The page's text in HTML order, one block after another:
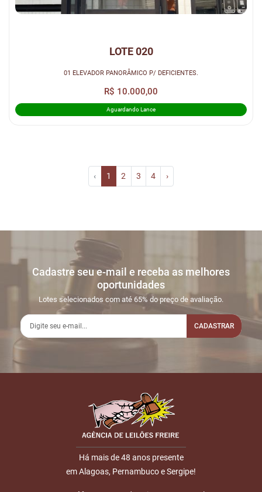
LOTE 020
01 ELEVADOR PANORÂMICO P/ DEFICIENTES.
R$ 10.000,00
Aguardando Lance
‹ 1 2 3 4 ›
Cadastre seu e-mail e receba as melhores
oportunidades
Lotes selecionados com até 65% do preço de avaliação.
CADASTRAR
Há mais de 48 anos presente
em Alagoas, Pernambuco e Sergipe!